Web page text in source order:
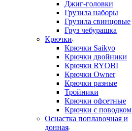
Джиг-головки
Грузила наборы
Грузила свинцовые
Груз чебурашка
Крючки
Крючки Saikyo
Крючки двойники
Крючки RYOBI
Крючки Owner
Крючки разные
Тройники
Крючки офсетные
Крючки с поводком
Оснастка поплавочная и
донная